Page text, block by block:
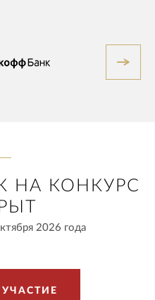
НА КОНКУРС
2026 года
УЧ АСТ И Е